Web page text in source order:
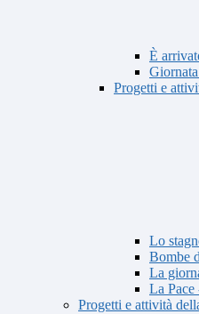
È
Progetti e
Lo
Bombe
La
La Pace
Progetti e attività